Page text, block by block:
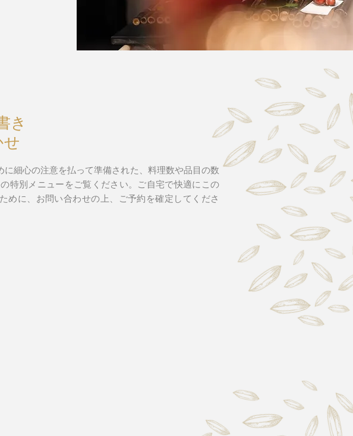
き
細心の注意を払って準備された、料理数や品目の数
特別メニューをご覧ください。ご自宅で快適にこの
めに、お問い合わせの上、ご予約を確定してくださ